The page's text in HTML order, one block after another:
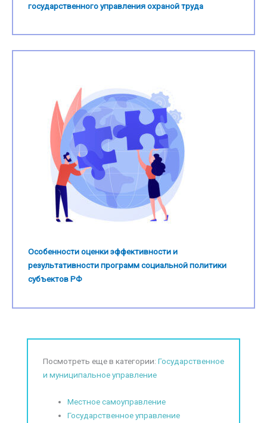
государственного управления охраной труда
Особенности оценки эффективности и
результативности программ социальной политики
субъектов РФ
Посмотреть еще в категории: Государственное
и муниципальное управление
Местное самоуправление
Государственное управление